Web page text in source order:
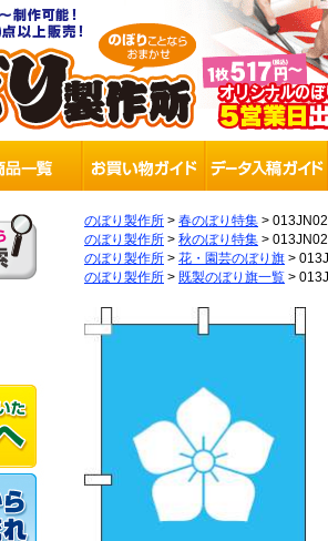
のぼり製作所 > 春のぼり特集 >
のぼり製作所 > 秋のぼり特集 >
のぼり製作所 > 花・園芸のぼり旗 >
のぼり製作所 > 既製のぼり旗一覧 >